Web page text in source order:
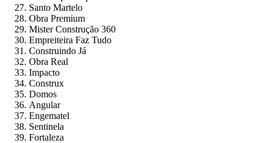
Santo Martelo
Obra Premium
Mister Construção 360
Empreiteira Faz Tudo
Construindo Já
Obra Real
Impacto
Construx
Domos
Angular
Engematel
Sentinela
Fortaleza